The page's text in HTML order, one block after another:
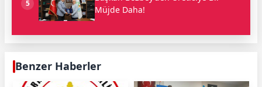
5
Müjde Daha!
Benzer Haberler